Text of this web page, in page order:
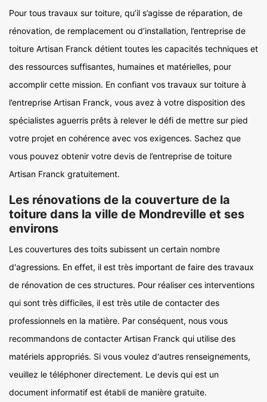
Pour tous travaux sur toiture, qu’il s’agisse de réparation, de
rénovation, de remplacement ou d’installation, l’entreprise de
toiture Artisan Franck détient toutes les capacités techniques et
des ressources suffisantes, humaines et matérielles, pour
accomplir cette mission. En confiant vos travaux sur toiture à
l’entreprise Artisan Franck, vous avez à votre disposition des
spécialistes aguerris prêts à relever le défi de mettre sur pied
votre projet en cohérence avec vos exigences. Sachez que
vous pouvez obtenir votre devis de l’entreprise de toiture
Artisan Franck gratuitement.
Les rénovations de la couverture de la
toiture dans la ville de Mondreville et ses
environs
Les couvertures des toits subissent un certain nombre
d'agressions. En effet, il est très important de faire des travaux
de rénovation de ces structures. Pour réaliser ces interventions
qui sont très difficiles, il est très utile de contacter des
professionnels en la matière. Par conséquent, nous vous
recommandons de contacter Artisan Franck qui utilise des
matériels appropriés. Si vous voulez d'autres renseignements,
veuillez le téléphoner directement. Le devis qui est un
document informatif est établi de manière gratuite.